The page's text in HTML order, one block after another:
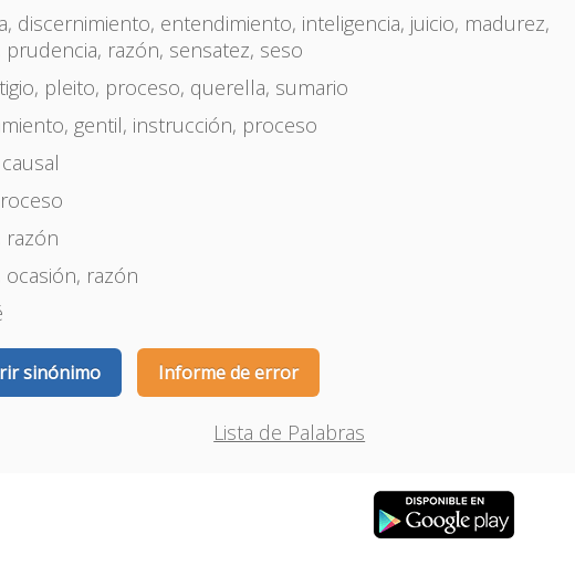
discernimiento, entendimiento, inteligencia, juicio, madurez,
prudencia, razón, sensatez, seso
pleito, proceso, querella, sumario
gentil, instrucción, proceso
razón
ocasión, razón
sinónimo Informe de error
Lista de Palabras